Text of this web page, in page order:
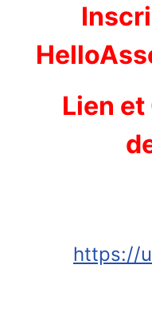
Lien et
https://